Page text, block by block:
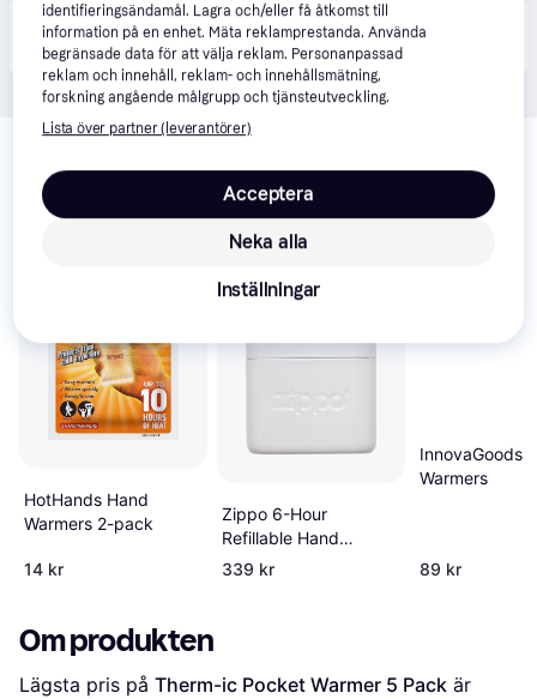
Produkten finns även hos 2 butiker som valt att inte
samarbeta med PriceRunner.
Relaterade produkter
Vi har plockat fram ett urval av produkter som kanske skulle
intressera dig.
HotHands Hand
Warmers 2-pack
14 kr
Zippo 6-Hour
Refillable Hand
Warmer
339 kr
InnovaGoods
Warmers
89 kr
Om produkten
Lägsta pris på Therm-ic Pocket Warmer 5 Pack
identifieringsändamål. Lagra och/eller få åtkomst till
information på en enhet. Mäta reklamprestanda. Använda
begränsade data för att välja reklam. Personanpassad
reklam och innehåll, reklam- och innehållsmätning,
forskning angående målgrupp och tjänsteutveckling.
Lista över partner (leverantörer)
Neka alla
Acceptera
Inställningar